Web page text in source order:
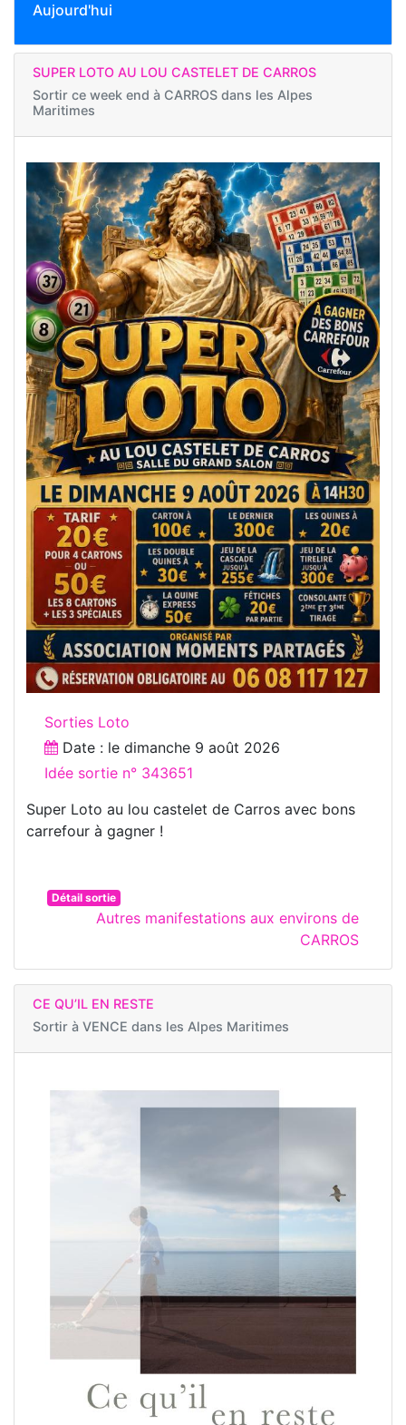
Aujourd'hui
SUPER LOTO AU LOU CASTELET DE CARROS
Sortir ce week end à CARROS dans les Alpes
Maritimes
Sorties Loto
Date : le dimanche 9 août 2026
Idée sortie n° 343651
Super Loto au lou castelet de Carros avec bons
carrefour à gagner !
Détail sortie
Autres manifestations aux environs de
CARROS
CE QU’IL EN RESTE
Sortir à VENCE dans les Alpes Maritimes